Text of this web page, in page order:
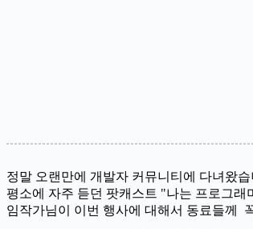
정말 오랜만에 개발자 커뮤니티에 다녀왔습
평소에 자주 듣던 팟캐스트 "나는 프로그래
임작가님이 이번 행사에 대해서 동료들께